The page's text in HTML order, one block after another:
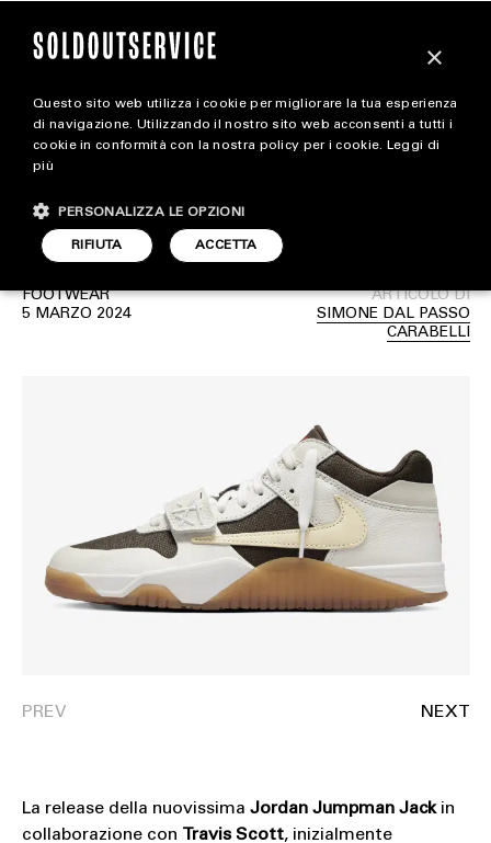
magazine
STYLE
FOOTWEAR
ACCESSORIES
La release delle Travis
Scott x Jordan Jumpman
Jack “Sail” sarà ad aprile
FOOTWEAR
5 MARZO 2024
ARTICOLO DI
SIMONE DAL PASSO
CARABELLI
La release della nuovissima Jordan Jumpman Jackin
collaborazione con
Travis Scott, inizialmente
×
Questo sito web utilizza i cookie per migliorare la tua esperienza
di navigazione. Utilizzando il nostro sito web acconsenti a tutti i
cookie in conformità con la nostra policy per i cookie. Leggi di
più
ACCETTA
RIFIUTA
PERSONALIZZA LE OPZIONI